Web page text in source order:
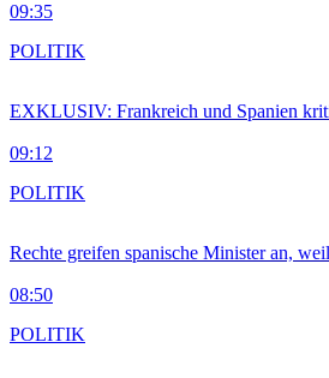
09:35
EXKLUSIV: Frankreich und Spanien
09:12
POLITIK
Rechte greifen spanische Minister an,
08:50
POLITIK
POLITIK